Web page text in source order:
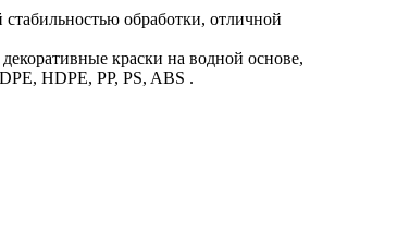
обработки, отличной
краски на водной основе,
HDPE, PP, PS, ABS .